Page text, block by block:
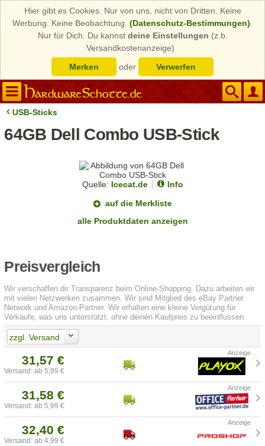
Hier gibt es Cookies. Nur von uns, nicht von Dritten. Keine
Werbung. Keine Beobachtung. (Datenschutz-Bestimmungen)
Nur für Dich. Du kannst deine Einstellungen (z.b.
Versandkostenanzeige)
Merken
oder Verwerfen
USB-Sticks
64GB Dell Combo USB-Stick
Quelle: Icecat.de
Info
auf die Merkliste
alle Produktdaten anzeigen
Preisvergleich
Wir verschaffen dir Transparenz beim Online-Shopping. Dazu arbeiten wir
mit vielen Netzwerken zusammen. Wir sind Mitglied des eBay Partner
Network und Amazon-Partner. Wir erhalten eine kleine Vergütung für
Verkäufe, was uns unterstützt, ohne deinen Kaufpreis zu beeinflussen.
zzgl. Versand
31,57 €
Versand: ab 5,99 €
31,58 €
Versand: ab 5,99 €
32,40 €
Versand: ab 4,99 €